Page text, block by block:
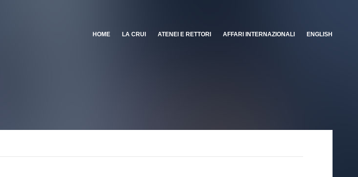
HOME LA CRUI ATENEI E RETTORI AFFARI INTERNAZIONALI ENGLISH